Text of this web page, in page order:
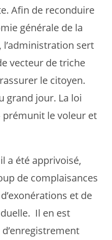
Afin de reconduire
générale de la
sert
vecteur de triche
le citoyen.
grand jour. La loi
prémunit le voleur et
a été apprivoisé,
de complaisances
et de
Il en est